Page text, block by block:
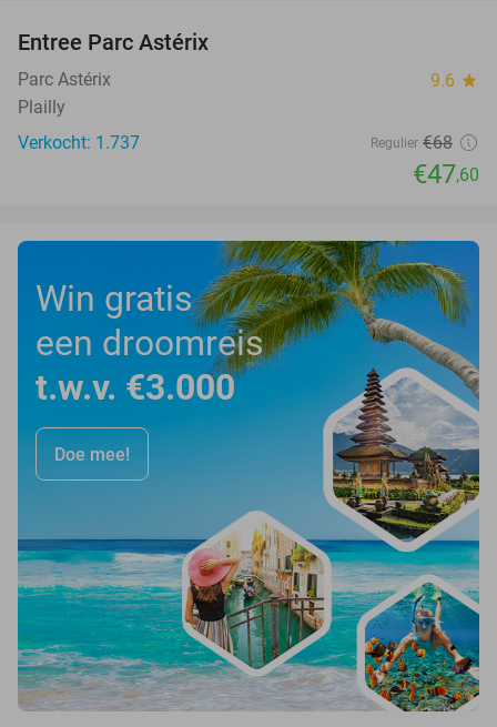
Entree Parc Astérix
Parc Astérix 9.6 star
Plailly
Verkocht: 1.737
Regulier €68
€47,60
Win gratis
een droomreis
t.w.v. €3.000
Doe mee!